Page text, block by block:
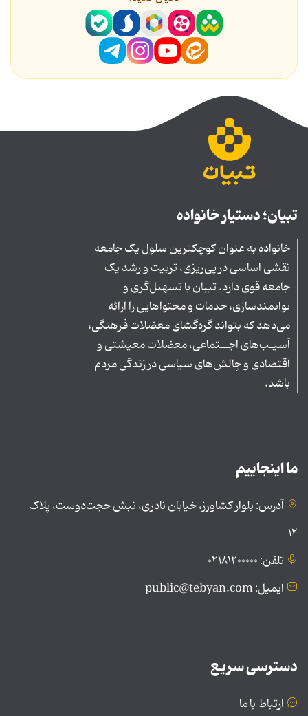
تبیان؛ دستیار خانواده
خانواده به عنوان کوچکترین سلول یک جامعه
نقشی اساسی در پی‌ریزی، تربیت و رشد یک
جامعه قوی دارد. تبیان با تسهیل‌گری و
توانمندسازی، خدمات و محتواهایی را ارائه
می‌دهد که بتواند گره‌گشای معضلات فرهنگی،
آسیـب‌های اجــتماعی، معضلات معیشتی و
اقتصادی و چالش‌های سیاسی در زندگی مردم
باشد.
ما اینجاییم
آدرس: بلوار کشاورز، خیابان نادری، نبش حجت‌دوست، پلاک
۱۲
تلفن: ۰۲۱۸۱۲۰۰۰۰۰
ایمیل: public@tebyan.com
دسترسی سریع
ارتباط با ما